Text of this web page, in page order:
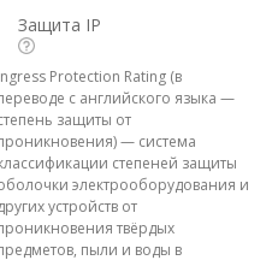
Защита IP
Protection Rating (в
с английского языка —
защиты от
— система
степеней защиты
электрооборудования и
устройств от
твёрдых
пыли и воды в